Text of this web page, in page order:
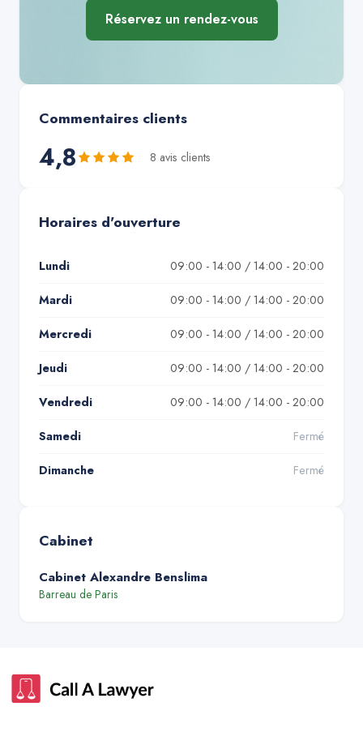
Réservez un rendez-vous
Commentaires clients
4,8 8 avis clients
Horaires d'ouverture
Lundi 09:00 - 14:00 / 14:00 - 20:00
Mardi 09:00 - 14:00 / 14:00 - 20:00
Mercredi 09:00 - 14:00 / 14:00 - 20:00
Jeudi 09:00 - 14:00 / 14:00 - 20:00
Vendredi 09:00 - 14:00 / 14:00 - 20:00
Samedi Fermé
Dimanche Fermé
Cabinet
Cabinet Alexandre Benslima
Barreau de Paris